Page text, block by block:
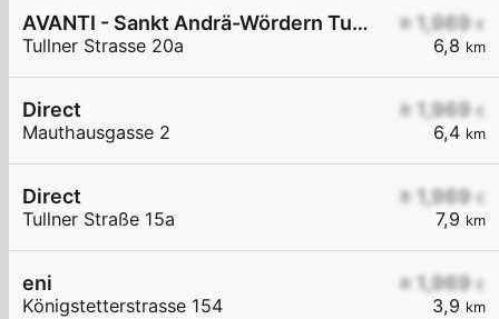
≥ 1,969 €
6,8 km
AVANTI - Sankt Andrä-Wördern Tullner Straße 20a
Tullner Strasse 20a
≥ 1,969 €
6,4 km
Direct
Mauthausgasse 2
≥ 1,969 €
7,9 km
Direct
Tullner Straße 15a
≥ 1,969 €
3,9 km
eni
Königstetterstrasse 154